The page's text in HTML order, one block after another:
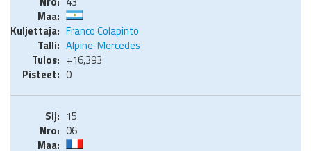
Franco Colapinto
Alpine-Mercedes
+16,393
0
15
06